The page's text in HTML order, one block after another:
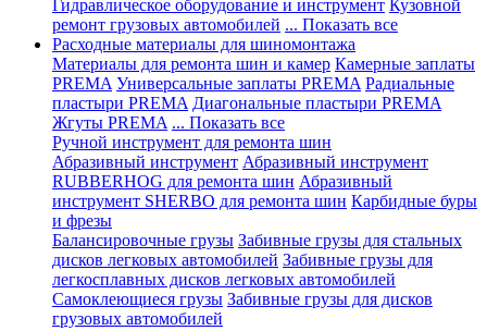
Гидравлическое оборудование и инструмент Кузовной
ремонт грузовых автомобилей ... Показать все
Расходные материалы для шиномонтажа
Материалы для ремонта шин и камер Камерные заплаты
PREMA Универсальные заплаты PREMA Радиальные
пластыри PREMA Диагональные пластыри PREMA
Жгуты PREMA ... Показать все
Ручной инструмент для ремонта шин
Абразивный инструмент Абразивный инструмент
RUBBERHOG для ремонта шин Абразивный
инструмент SHERBO для ремонта шин Карбидные буры
и фрезы
Балансировочные грузы Забивные грузы для стальных
дисков легковых автомобилей Забивные грузы для
легкосплавных дисков легковых автомобилей
Самоклеющиеся грузы Забивные грузы для дисков
грузовых автомобилей